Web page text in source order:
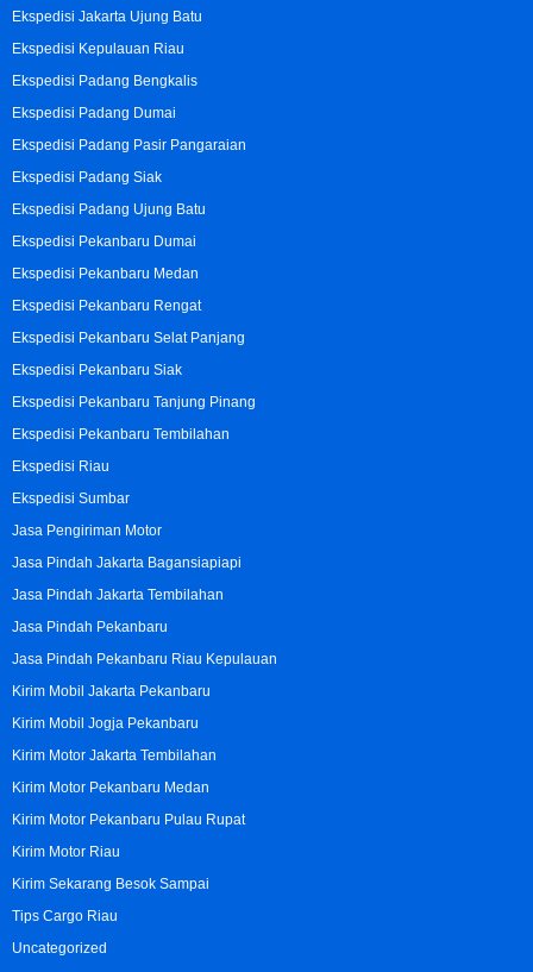
Ekspedisi Jakarta Ujung Batu
Ekspedisi Kepulauan Riau
Ekspedisi Padang Bengkalis
Ekspedisi Padang Dumai
Ekspedisi Padang Pasir Pangaraian
Ekspedisi Padang Siak
Ekspedisi Padang Ujung Batu
Ekspedisi Pekanbaru Dumai
Ekspedisi Pekanbaru Medan
Ekspedisi Pekanbaru Rengat
Ekspedisi Pekanbaru Selat Panjang
Ekspedisi Pekanbaru Siak
Ekspedisi Pekanbaru Tanjung Pinang
Ekspedisi Pekanbaru Tembilahan
Ekspedisi Riau
Ekspedisi Sumbar
Jasa Pengiriman Motor
Jasa Pindah Jakarta Bagansiapiapi
Jasa Pindah Jakarta Tembilahan
Jasa Pindah Pekanbaru
Jasa Pindah Pekanbaru Riau Kepulauan
Kirim Mobil Jakarta Pekanbaru
Kirim Mobil Jogja Pekanbaru
Kirim Motor Jakarta Tembilahan
Kirim Motor Pekanbaru Medan
Kirim Motor Pekanbaru Pulau Rupat
Kirim Motor Riau
Kirim Sekarang Besok Sampai
Tips Cargo Riau
Uncategorized